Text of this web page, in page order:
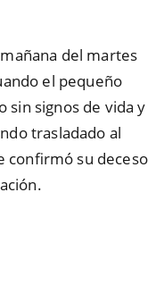
del martes
el pequeño
sin signos de vida y
trasladado al
confirmó su deceso